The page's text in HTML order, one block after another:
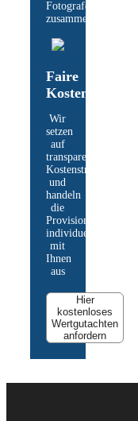
Fotografen
zusammen.​​
Faire
Kosten
Wir
setzen
auf
transparente
Kostenstruktur
und
handeln
die
Provisionshöhe
individuell
mit
Ihnen
aus​
Hier
kostenloses
Wertgutachten
anfordern